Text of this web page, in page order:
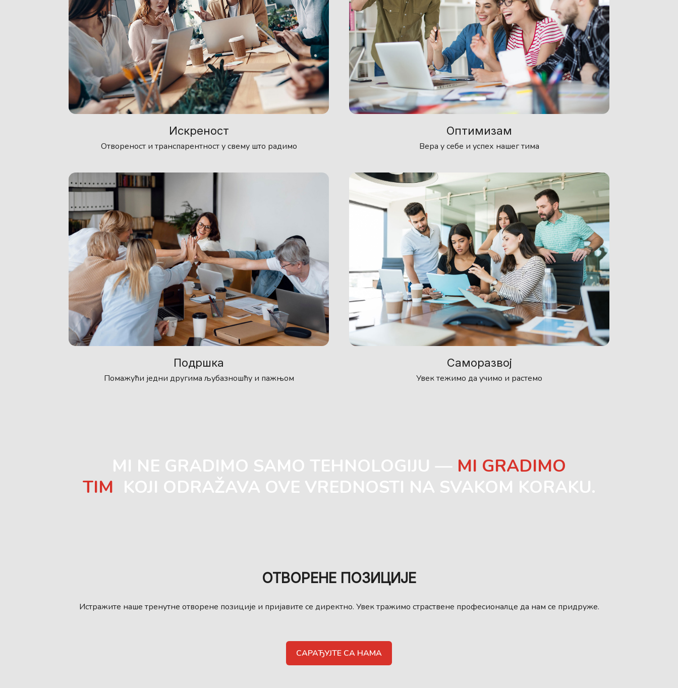
Искреност
Отвореност и транспарентност у свему што радимо
Оптимизам
Вера у себе и успех нашег тима
Подршка
Помажући једни другима љубазношћу и пажњом
Саморазвој
Увек тежимо да учимо и растемо
MI NE GRADIMO SAMO TEHNOLOGIJU — MI GRADIMO
TIM KOJI ODRAŽAVA OVE VREDNOSTI NA SVAKOM KORAKU.
ОТВОРЕНЕ ПОЗИЦИЈЕ
Истражите наше тренутне отворене позиције и пријавите се директно. Увек тражимо страствене професионалце да нам се придруже.
САРАЂУЈТЕ СА НАМА